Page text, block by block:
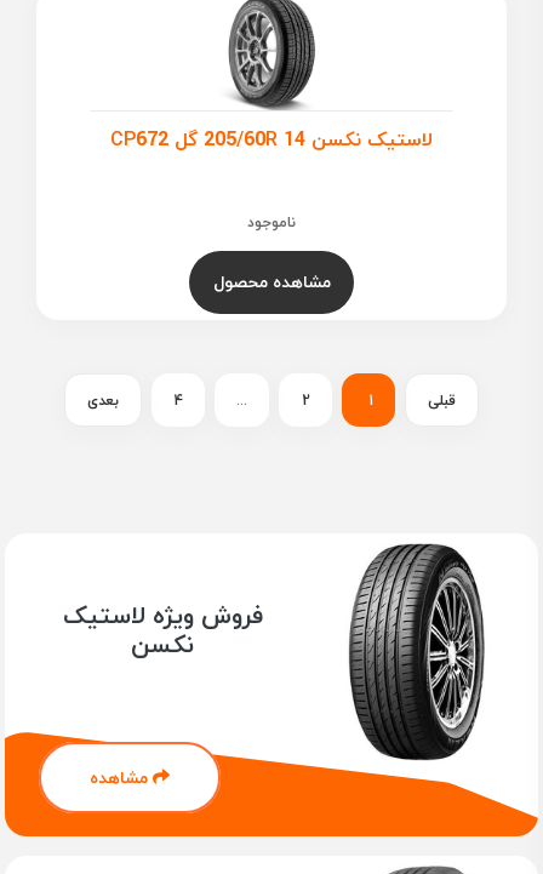
لاستیک نکسن 205/60R 14 گل CP672
ناموجود
مشاهده محصول
قبلی 1
2
...
4 بعدی
فروش ویژه لاستیک
نکسن
مشاهده